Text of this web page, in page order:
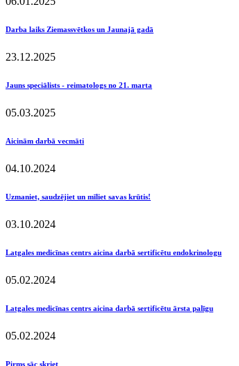
Darba laiks Ziemassvētkos un Jaunajā gadā
23.12.2025
Jauns speciālists - reimatologs no 21. marta
05.03.2025
Aicinām darbā vecmāti
04.10.2024
Uzmaniet, saudzējiet un mīliet savas krūtis!
03.10.2024
Latgales medicīnas centrs aicina darbā sertificētu endokrinologu
05.02.2024
Latgales medicīnas centrs aicina darbā sertificētu ārsta palīgu
05.02.2024
Pirms sāc skriet